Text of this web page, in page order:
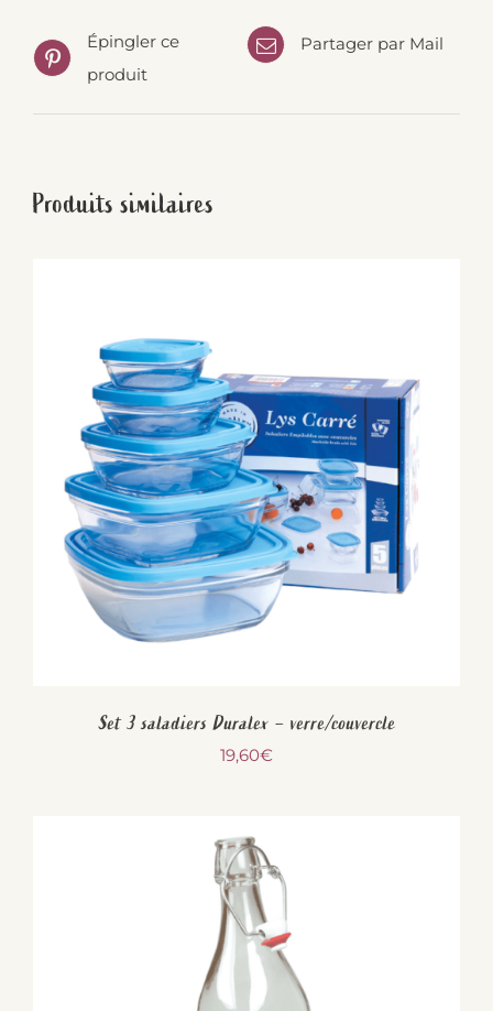
Épingler ce
produit
Partager par Mail
Produits similaires
Set 3 saladiers Duralex – verre/couvercle
19,60€